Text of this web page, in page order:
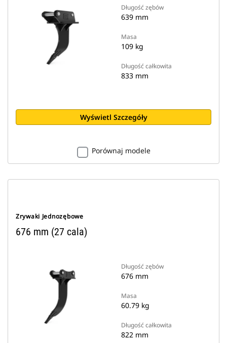
Długość zębów
639 mm
Masa
109 kg
Długość całkowita
833 mm
Wyświetl Szczegóły
Porównaj modele
Zrywaki Jednozębowe
676 mm (27 cala)
Długość zębów
676 mm
Masa
60.79 kg
Długość całkowita
822 mm